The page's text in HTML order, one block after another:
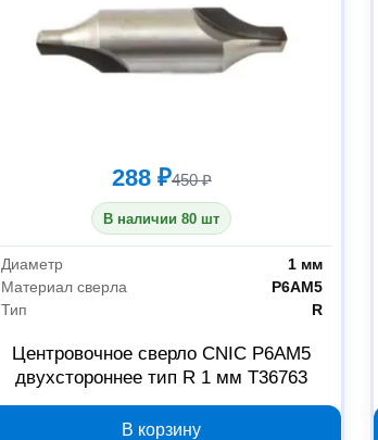
288 ₽450 ₽
В наличии 80 шт
Диаметр
1 мм
Материал сверла
Р6АМ5
Тип
R
Центровочное сверло CNIC Р6АМ5
двухстороннее тип R 1 мм Т36763
В корзину